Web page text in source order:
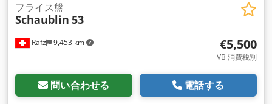
Rafz 9,453 km
フライス盤
Schaublin 53
€5,500
VB 消費税別
問い合わせる 電話する